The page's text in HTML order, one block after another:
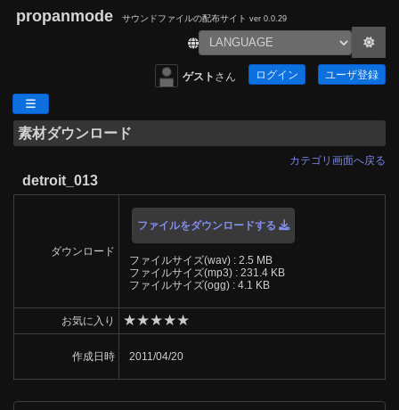
propanmode サウンドファイルの配布サイト ver 0.0.29
ゲスト さん ログイン ユーザ登録
素材ダウンロード
カテゴリ画面へ戻る
detroit_013
ダウンロード
ファイルをダウンロードする
ファイルサイズ(wav) : 2.5 MB
ファイルサイズ(mp3) : 231.4 KB
ファイルサイズ(ogg) : 4.1 KB
お気に入り ★★★★★
作成日時 2011/04/20